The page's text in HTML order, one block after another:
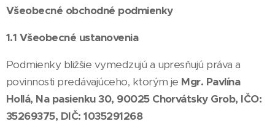
Všeobecné obchodné podmienky
1.1 Všeobecné ustanovenia
Podmienky bližšie vymedzujú a upresňujú práva a
povinnosti predávajúceho, ktorým je Mgr. Pavlína
Hollá, Na pasienku 30, 90025 Chorvátsky Grob, IČO:
35269375, DIČ: 1035291268